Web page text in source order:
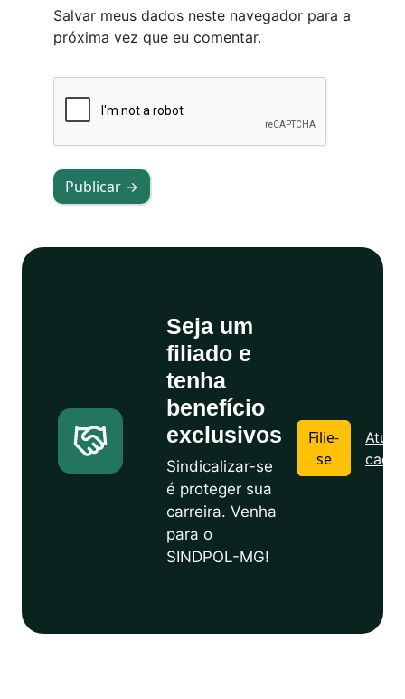
Salvar meus dados neste navegador para a
próxima vez que eu comentar.
Publicar →
Seja um
filiado e
tenha
benefício
exclusivos
Sindicalizar-se
é proteger sua
carreira. Venha
para o
SINDPOL-MG!
Filie-
se